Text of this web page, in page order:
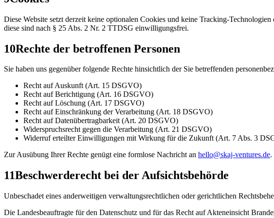
Diese Website setzt derzeit keine optionalen Cookies und keine Tracking-
diese sind nach § 25 Abs. 2 Nr. 2 TTDSG einwilligungsfrei.
10Rechte der betroffenen Personen
Sie haben uns gegenüber folgende Rechte hinsichtlich der Sie betreffenden
Recht auf Auskunft (Art. 15 DSGVO)
Recht auf Berichtigung (Art. 16 DSGVO)
Recht auf Löschung (Art. 17 DSGVO)
Recht auf Einschränkung der Verarbeitung (Art. 18 DSGVO)
Recht auf Datenübertragbarkeit (Art. 20 DSGVO)
Widerspruchsrecht gegen die Verarbeitung (Art. 21 DSGVO)
Widerruf erteilter Einwilligungen mit Wirkung für die Zukunft (Art. 7 Abs. 3
Zur Ausübung Ihrer Rechte genügt eine formlose Nachricht an hello@skaj-ventures.de.
11Beschwerderecht bei der Aufsichtsbehörde
Unbeschadet eines anderweitigen verwaltungsrechtlichen oder gerichtlichen
Die Landesbeauftragte für den Datenschutz und für das Recht auf Akteneinsicht